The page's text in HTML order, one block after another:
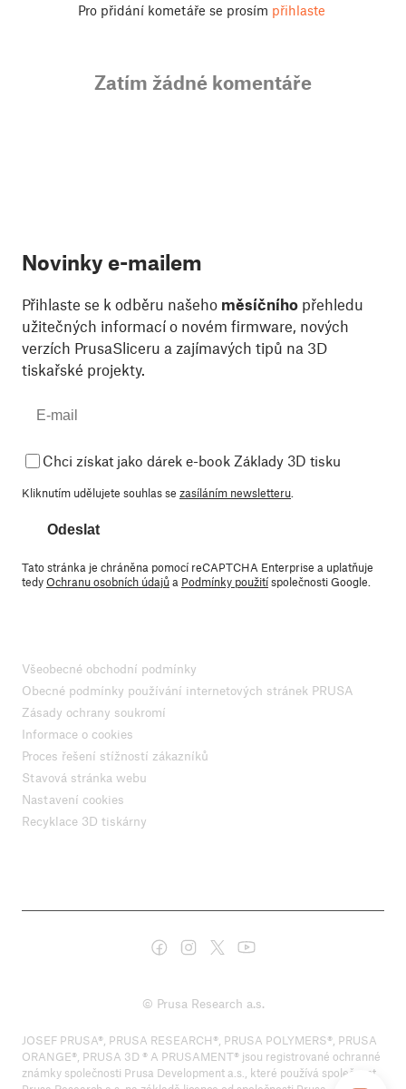
Pro přidání kometáře se prosím přihlaste
Zatím žádné komentáře
Novinky e-mailem
Přihlaste se k odběru našeho měsíčního přehledu
užitečných informací o novém firmware, nových
verzích PrusaSliceru a zajímavých tipů na 3D
tiskařské projekty.
Chci získat jako dárek e-book Základy 3D tisku
Kliknutím udělujete souhlas se zasíláním newsletteru
Odeslat
Tato stránka je chráněna pomocí reCAPTCHA Enterprise a uplatňuje
tedyOchranu osobních údajůa Podmínky použitíspolečnosti Google.
Všeobecné obchodní podmínky
Obecné podmínky používání internetových stránek PRUSA
Zásady ochrany soukromí
Informace o cookies
Proces řešení stížností zákazníků
Stavová stránka webu
Nastavení cookies
Recyklace 3D tiskárny
© Prusa Research a.s.
JOSEF PRUSA®, PRUSA RESEARCH®, PRUSA POLYMERS®, PRUSA
ORANGE®, PRUSA 3D ® A PRUSAMENT® jsou registrované ochranné
známky společnosti Prusa Development a.s., které používá společnost